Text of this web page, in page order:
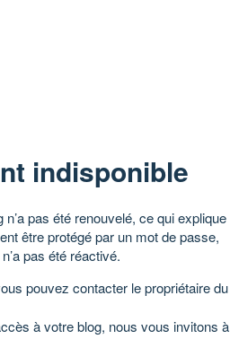
indisponible
pas été renouvelé, ce qui explique
être protégé par un mot de passe,
pas été réactivé.
pouvez contacter le propriétaire du
à votre blog, nous vous invitons à